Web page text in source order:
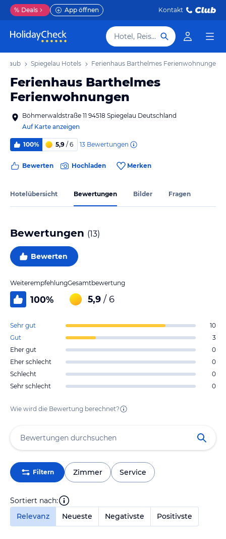
% Deals App öffnen Kontakt
Hotel, Reiseziel
Spiegelau Hotels Ferienhaus Barthelmes Ferienwohnungen
Ferienhaus Barthelmes
Ferienwohnungen
Böhmerwaldstraße 11 94518 Spiegelau Deutschland
Auf Karte anzeigen
100% 5,9 / 6 13 Bewertungen
Bewerten Hochladen Merken
Hotelübersicht Bewertungen Bilder Fragen
Bewertungen (13)
Bewerten
Weiterempfehlung
100%
Gesamtbewertung
5,9 / 6
Sehr gut
10
Gut
3
Eher gut
0
Eher schlecht
0
Schlecht
0
Sehr schlecht
0
Wie wird die Bewertung berechnet?
Filtern Zimmer Service
Sortiert nach:
Relevanz
Neueste Negativste Positivste